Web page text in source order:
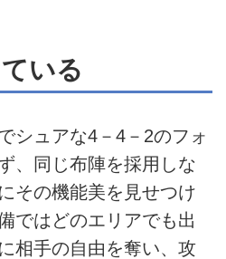
いる
シュアな4－4－2のフォ
、同じ布陣を採用しな
その機能美を見せつけ
ではどのエリアでも出
相手の自由を奪い、攻